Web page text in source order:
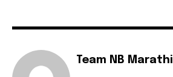
Team NB Marathi